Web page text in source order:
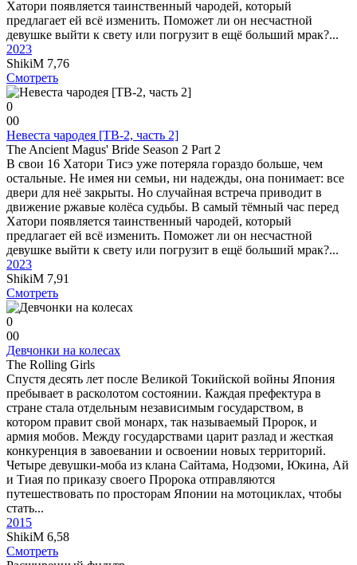
Хатори появляется таинственный чародей, который
предлагает ей всё изменить. Поможет ли он несчастной
девушке выйти к свету или погрузит в ещё больший мрак?...
2023
ShikiM 7,76
Смотреть
0
00
Невеста чародея [ТВ-2, часть 2]
The Ancient Magus' Bride Season 2 Part 2
В свои 16 Хатори Тисэ уже потеряла гораздо больше, чем
остальные. Не имея ни семьи, ни надежды, она понимает: все
двери для неё закрыты. Но случайная встреча приводит в
движение ржавые колёса судьбы. В самый тёмный час перед
Хатори появляется таинственный чародей, который
предлагает ей всё изменить. Поможет ли он несчастной
девушке выйти к свету или погрузит в ещё больший мрак?...
2023
ShikiM 7,91
Смотреть
0
00
Девчонки на колесах
The Rolling Girls
Спустя десять лет после Великой Токийской войны Япония
пребывает в расколотом состоянии. Каждая префектура в
стране стала отдельным независимым государством, в
котором правит свой монарх, так называемый Пророк, и
армия мобов. Между государствами царит разлад и жесткая
конкуренция в завоевании и освоении новых территорий.
Четыре девушки-моба из клана Сайтама, Нодзоми, Юкина, Ай
и Тиая по приказу своего Пророка отправляются
путешествовать по просторам Японии на мотоциклах, чтобы
стать...
2015
ShikiM 6,58
Смотреть